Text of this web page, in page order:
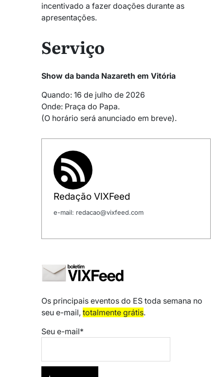
incentivado a fazer doações durante as
apresentações.
Serviço
Show da banda Nazareth em Vitória
Quando: 16 de julho de 2026
Onde: Praça do Papa.
(O horário será anunciado em breve).
Redação VIXFeed
e-mail: redacao@vixfeed.com
Os principais eventos do ES toda semana no
seu e-mail, totalmente grátis.
Seu e-mail*